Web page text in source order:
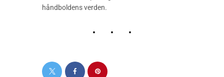
håndboldens verden.